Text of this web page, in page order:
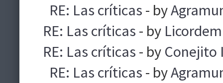
RE: Las críticas - by
RE: Las críticas - by
RE: Las críticas - by Conejito
RE: Las críticas - by